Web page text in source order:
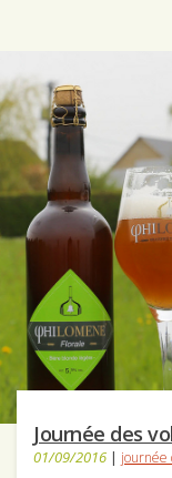
Journée des
01/09/2016 | journée